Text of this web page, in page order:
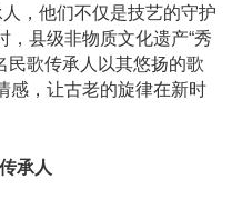
，他们不仅是技艺的守护
，县级非物质文化遗产“秀
民歌传承人以其悠扬的歌
感，让古老的旋律在新时
传承人